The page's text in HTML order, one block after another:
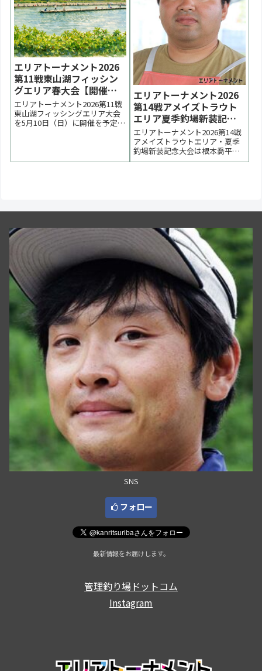
エリアトーナメント2026
第11戦東山湖フィッシン
グエリア春大会【開催延
期のお知らせ】
エリアトーナメント2026第11戦
東山湖フィッシングエリア大会
を5月10日（日）に開催を予定し
送る決定をいたしました。楽し
エリアトーナメント2026
第14戦アメイズトラウト
エリア夏季釣場新装記念
大会は根本喬平選手が優
勝【大会速報】
エリアトーナメント2026第14戦
アメイズトラウトエリア・夏季
釣場新装記念大会は根本喬平選
手が優勝しました。２位は篠塚
SNS
フォロー
最新情報をお届けします。
管理釣り場ドットコム
Instagram